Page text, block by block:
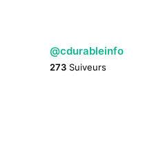
@cdurableinfo
273 Suiveurs